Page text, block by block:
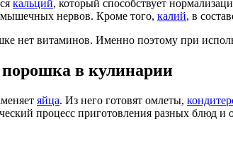
кальций, который способствует
мышечных нервов. Кроме того, калий, в
нет витаминов. Именно поэтому при
в кулинарии
яйца. Из него готовят омлеты,
процесс приготовления разных блюд